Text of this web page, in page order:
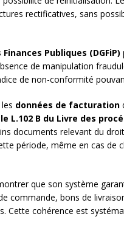
rectificatives, sans
Publiques (DGFiP)
de manipulation
de non-conformité
données de facturation
L.102 B du Livre des
documents relevant du
période, même en cas de
que son système
commande, bons de
Cette cohérence est